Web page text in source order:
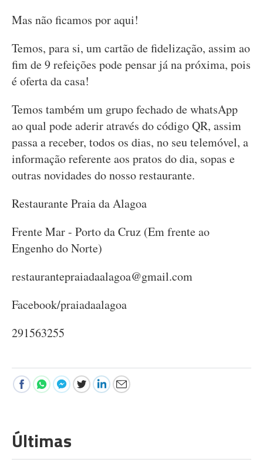
Mas não ficamos por aqui!
Temos, para si, um cartão de fidelização, assim ao
fim de 9 refeições pode pensar já na próxima, pois
é oferta da casa!
Temos também um grupo fechado de whatsApp
ao qual pode aderir através do código QR, assim
passa a receber, todos os dias, no seu telemóvel, a
informação referente aos pratos do dia, sopas e
outras novidades do nosso restaurante.
Restaurante Praia da Alagoa
Frente Mar - Porto da Cruz (Em frente ao
Engenho do Norte)
restaurantepraiadaalagoa@gmail.com
Facebook/praiadaalagoa
291563255
Últimas